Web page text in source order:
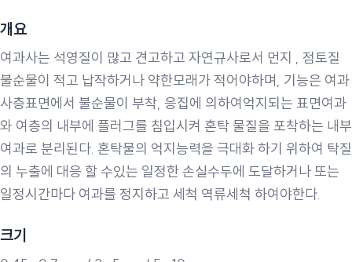
개요
여과사는 석영질이 많고 견고하고 자연규사로서 먼지 , 점토질
불순물이 적고 납작하거나 약한모래가 적어야하며, 기능은 여과
사층표면에서 불순물이 부착, 응집에 의하여억지되는 표면여과
와 여층의 내부에 플러그를 침입시켜 혼탁 물질을 포착하는 내부
여과로 분리된다. 혼탁물의 억지능력을 극대화 하기 위하여 탁질
의 누출에 대응 할 수있는 일정한 손실수두에 도달하거나 또는
일정시간마다 여과를 정지하고 세척 역류세척 하여야한다.
크기